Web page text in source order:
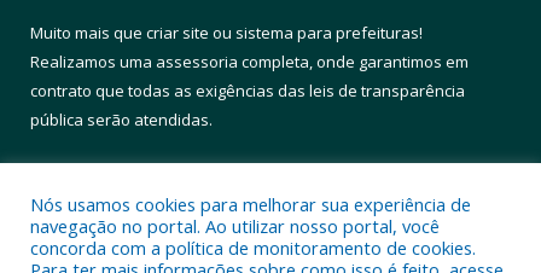
Muito mais que criar site ou sistema para prefeituras!
Realizamos uma assessoria completa, onde garantimos em
contrato que todas as exigências das leis de transparência
pública serão atendidas.
Nós usamos cookies para melhorar sua experiência de
navegação no portal. Ao utilizar nosso portal, você
concorda com a política de monitoramento de cookies.